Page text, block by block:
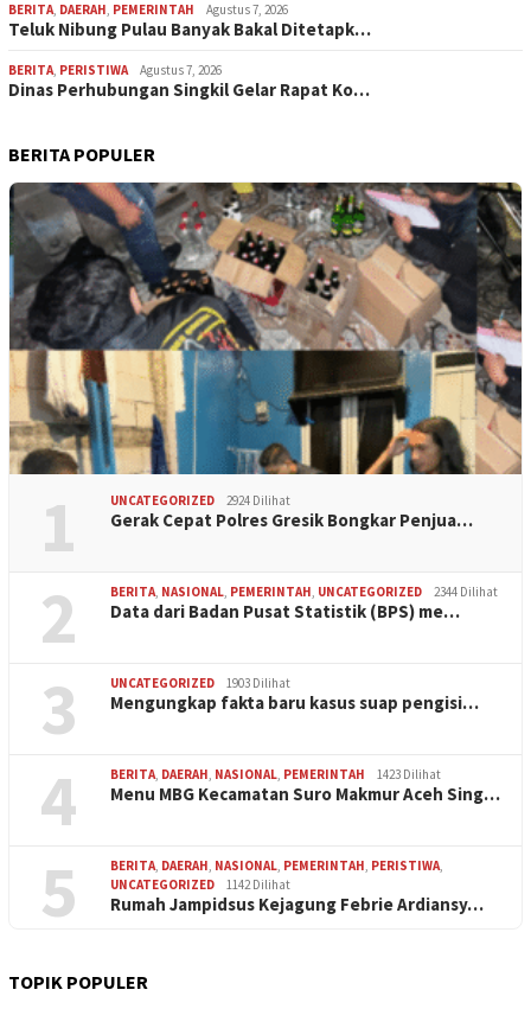
BERITA, DAERAH, PEMERINTAH Agustus 7, 2026
Teluk Nibung Pulau Banyak Bakal Ditetapk…
BERITA, PERISTIWA Agustus 7, 2026
Dinas Perhubungan Singkil Gelar Rapat Ko…
BERITA POPULER
1 UNCATEGORIZED 2924 Dilihat
Gerak Cepat Polres Gresik Bongkar Penjua…
2 BERITA, NASIONAL, PEMERINTAH, UNCATEGORIZED 2344 Dilihat
Data dari Badan Pusat Statistik (BPS) me…
3 UNCATEGORIZED 1903 Dilihat
Mengungkap fakta baru kasus suap pengisi…
4 BERITA, DAERAH, NASIONAL, PEMERINTAH 1423 Dilihat
Menu MBG Kecamatan Suro Makmur Aceh Sing…
5 BERITA, DAERAH, NASIONAL, PEMERINTAH, PERISTIWA,
UNCATEGORIZED
1142 Dilihat
Rumah Jampidsus Kejagung Febrie Ardiansy…
TOPIK POPULER